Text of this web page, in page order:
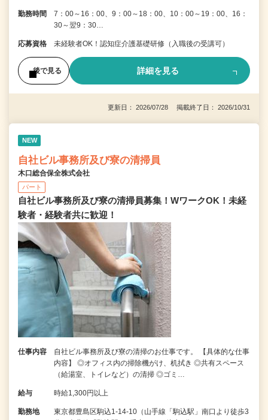
勤務時間
7：00～16：00、9：00～18：00、10：00～19：00、16：
30～翌9：30…
応募資格 未経験者OK！認知症介護基礎研修（入職後の受講可）
後で見る 詳細を見る
更新日： 2026/07/28 掲載終了日： 2026/10/31
NEW
自社ビル事務所及び寮の清掃員
木口総合保全株式会社
パート
自社ビル事務所及び寮の清掃員募集！WワークOK！未経
験者・経験者共に歓迎！
仕事内容
自社ビル事務所及び寮の清掃のお仕事です。 【具体的な仕事
内容】 ◎オフィス内の掃除機がけ、机拭き ◎共有スペース
（給湯室、トイレなど）の清掃 ◎ゴミ…
給与 時給1,300円以上
勤務地
東京都豊島区駒込1-14-10（山手線「駒込駅」南口より徒歩3